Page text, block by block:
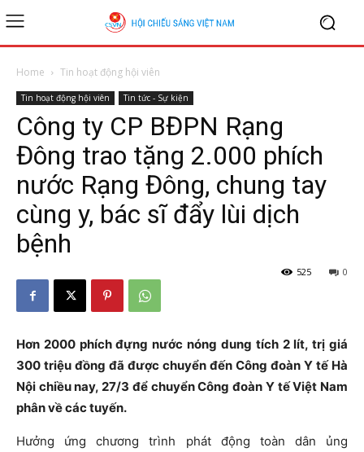
Home Tin hoạt động hội viên
Tin hoạt động hội viên Tin tức - Sự kiện
Công ty CP BĐPN Rạng
Đông trao tặng 2.000 phích
nước Rạng Đông, chung tay
cùng y, bác sĩ đẩy lùi dịch
bệnh
0
525
Hơn 2000 phích đựng nước nóng dung tích 2 lít, trị giá
300 triệu đồng đã được chuyển đến Công đoàn Y tế Hà
Nội chiều nay, 27/3 để chuyển Công đoàn Y tế Việt Nam
phân về các tuyến.
Hưởng ứng chương trình phát động toàn dân ủng